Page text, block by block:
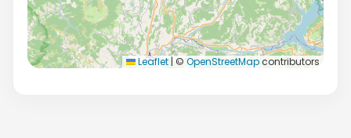
Leaflet | © OpenStreetMapcontributors